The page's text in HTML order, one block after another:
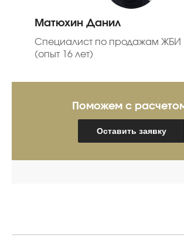
Матюхин Данил
Специалист по продажам ЖБИ
(опыт 16 лет)
Поможем с
Оставить заявку